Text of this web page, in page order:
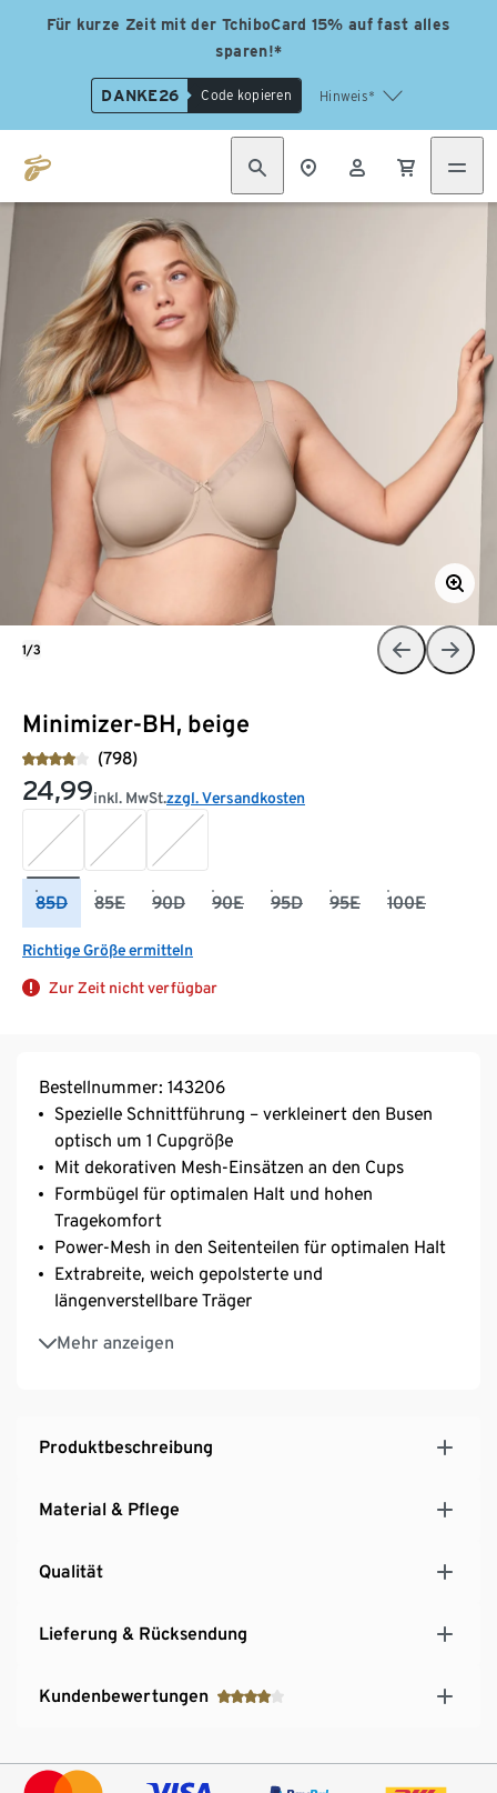
Für kurze Zeit mit der TchiboCard 15% auf fast alles
sparen!*
DANKE26 Code kopieren Hinweis*
Minimizer-BH, beige
(798)
24,99inkl. MwSt.zzgl. Versandkosten
85D 85E 90D 90E 95D 95E 100E
Richtige Größe ermitteln
Zur Zeit nicht verfügbar
1/3
Bestellnummer: 143206
Spezielle Schnittführung – verkleinert den Busen
optisch um 1 Cupgröße
Mit dekorativen Mesh-Einsätzen an den Cups
Formbügel für optimalen Halt und hohen
Tragekomfort
Power-Mesh in den Seitenteilen für optimalen Halt
Extrabreite, weich gepolsterte und
längenverstellbare Träger
Mehr anzeigen
Bequeme Damenunterwäsche – liegt angenehm
weich auf der Haut
Softe Microtouch-Qualität mit seidigem Glanz
Langlebigkeit und hohe Waschbeständigkeit
Produktbeschreibung
Material & Pflege
Qualität
Lieferung & Rücksendung
Kundenbewertungen